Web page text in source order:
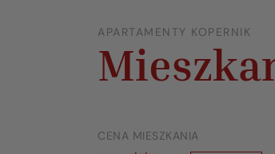
APARTAMENTY KOPERNIK
CENA MIESZKANIA